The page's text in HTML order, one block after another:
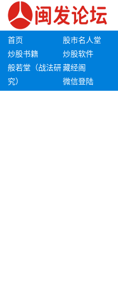
首页 股市名人堂
炒股书籍
炒股软件
般若堂（战法研
究）
藏经阁
微信登陆